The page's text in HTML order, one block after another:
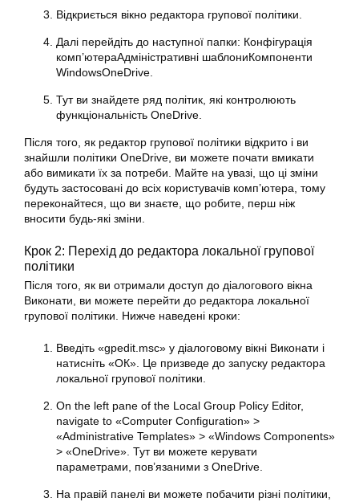
Відкриється вікно редактора групової політики.
Далі перейдіть до наступної папки: Конфігурація
комп’ютераАдміністративні шаблониКомпоненти
WindowsOneDrive.
Тут ви знайдете ряд політик, які контролюють
функціональність OneDrive.
Після того, як редактор групової політики відкрито і ви
знайшли політики OneDrive, ви можете почати вмикати
або вимикати їх за потреби. Майте на увазі, що ці зміни
будуть застосовані до всіх користувачів комп’ютера, тому
переконайтеся, що ви знаєте, що робите, перш ніж
вносити будь-які зміни.
Крок 2: Перехід до редактора локальної групової
політики
Після того, як ви отримали доступ до діалогового вікна
Виконати, ви можете перейти до редактора локальної
групової політики. Нижче наведені кроки:
Введіть «gpedit.msc» у діалоговому вікні Виконати і
натисніть «ОК». Це призведе до запуску редактора
локальної групової політики.
On the left pane of the Local Group Policy Editor,
navigate to «Computer Configuration» >
«Administrative Templates» > «Windows Components»
> «OneDrive». Тут ви можете керувати
параметрами, пов’язаними з OneDrive.
На правій панелі ви можете побачити різні політики,